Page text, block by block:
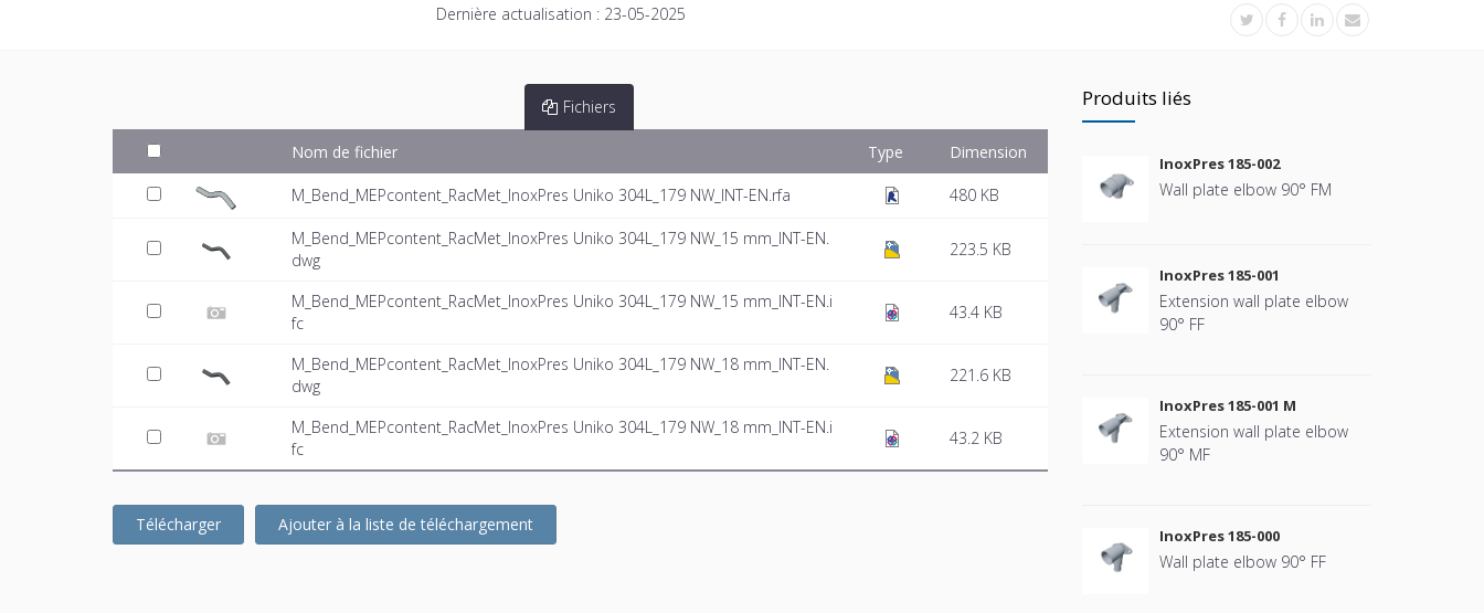
Dernière actualisation : 23-05-2025
Fichiers
Nom de fichier Type Dimension
M_Bend_MEPcontent_RacMet_InoxPres Uniko 304L_179 NW_INT-EN.rfa 480 KB
M_Bend_MEPcontent_RacMet_InoxPres Uniko 304L_179 NW_15 mm_INT-EN.
dwg
223.5 KB
M_Bend_MEPcontent_RacMet_InoxPres Uniko 304L_179 NW_15 mm_INT-EN.i
fc
43.4 KB
M_Bend_MEPcontent_RacMet_InoxPres Uniko 304L_179 NW_18 mm_INT-EN.
dwg
221.6 KB
M_Bend_MEPcontent_RacMet_InoxPres Uniko 304L_179 NW_18 mm_INT-EN.i
fc
43.2 KB
Télécharger Ajouter à la liste de téléchargement
Produits liés
InoxPres 185-002
Wall plate elbow 90° FM
InoxPres 185-001
Extension wall plate elbow
90° FF
InoxPres 185-001 M
Extension wall plate elbow
90° MF
InoxPres 185-000
Wall plate elbow 90° FF